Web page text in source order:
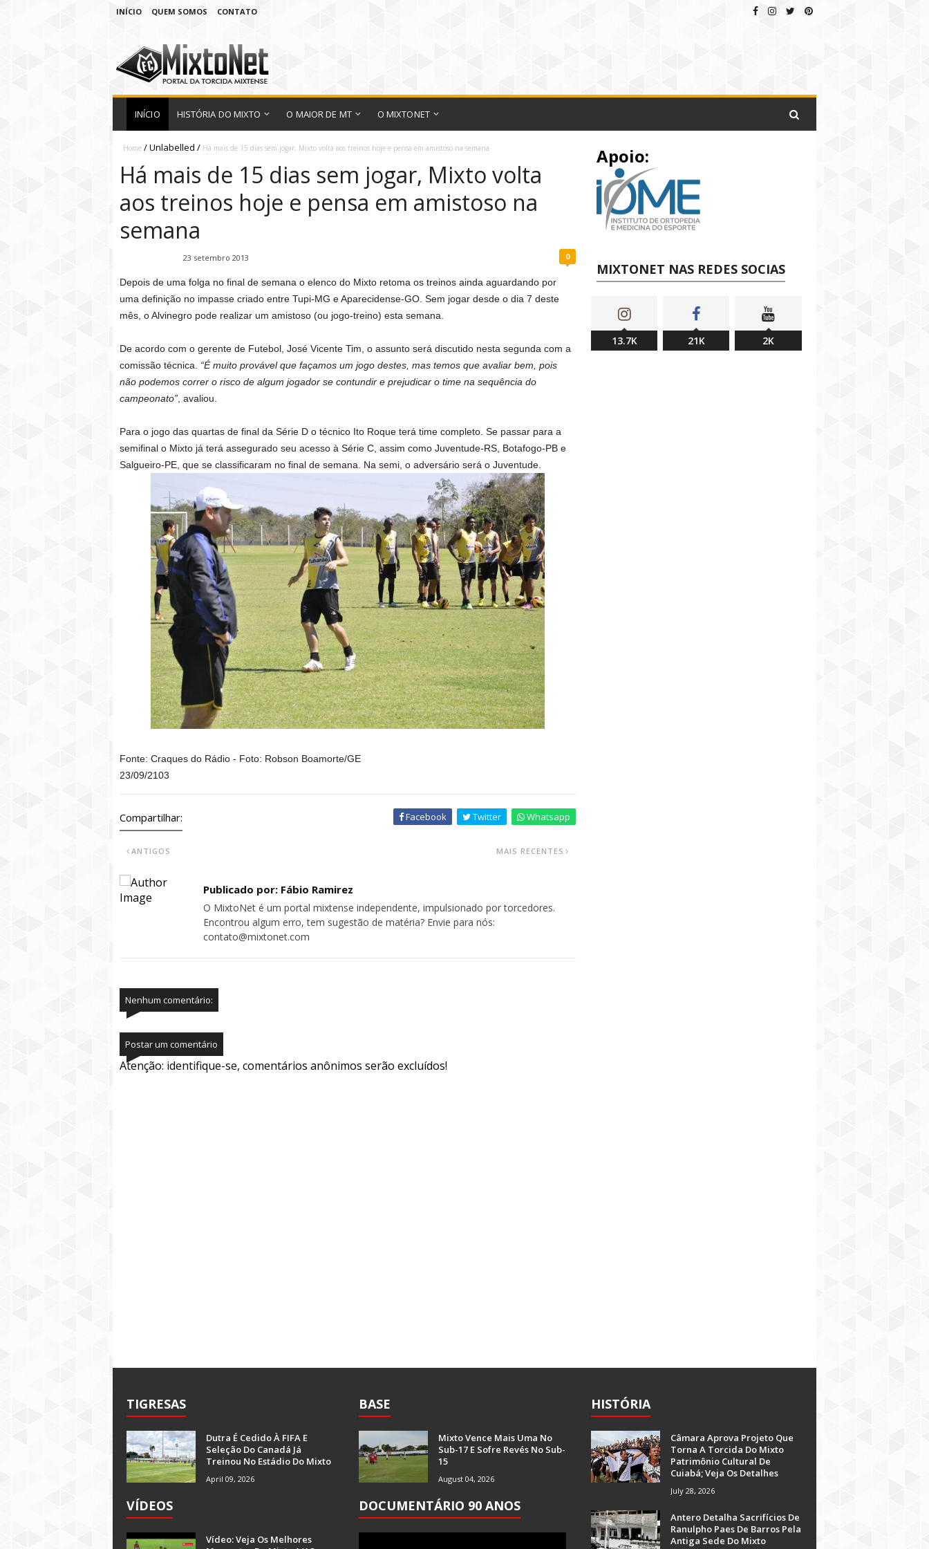
INÍCIO QUEM SOMOS CONTATO
INÍCIO HISTÓRIA DO MIXTO O MAIOR DE MT O MIXTONET
Home /Unlabelled / Há mais de 15 dias sem jogar, Mixto volta aos treinos hoje e pensa em amistoso na semana
Há mais de 15 dias sem jogar, Mixto volta
aos treinos hoje e pensa em amistoso na
semana
23 setembro 2013 0
Depois de uma folga no final de semana o elenco do Mixto retoma os treinos ainda aguardando por
uma definição no impasse criado entre Tupi-MG e Aparecidense-GO. Sem jogar desde o dia 7 deste
mês, o Alvinegro pode realizar um amistoso (ou jogo-treino) esta semana.
De acordo com o gerente de Futebol, José Vicente Tim, o assunto será discutido nesta segunda com a
comissão técnica. “É muito provável que façamos um jogo destes, mas temos que avaliar bem, pois
não podemos correr o risco de algum jogador se contundir e prejudicar o time na sequência do
campeonato” , avaliou.
Para o jogo das quartas de final da Série D o técnico Ito Roque terá time completo. Se passar para a
semifinal o Mixto já terá assegurado seu acesso à Série C, assim como Juventude-RS, Botafogo-PB e
Salgueiro-PE, que se classificaram no final de semana. Na semi, o adversário será o Juventude.
Fonte: Craques do Rádio - Foto: Robson Boamorte/GE
23/09/2103
Compartilhar: Facebook Twitter Whatsapp
MAIS RECENTES
ANTIGOS
Publicado por: Fábio Ramirez
O MixtoNet é um portal mixtense independente, impulsionado por torcedores.
Encontrou algum erro, tem sugestão de matéria? Envie para nós:
contato@mixtonet.com
Nenhum comentário:
Postar um comentário
Atenção: identifique-se, comentários anônimos serão excluídos!
Apoio:
MIXTONET NAS REDES SOCIAS
13.7K 21K 2K
TIGRESAS
Dutra É Cedido À FIFA E
Seleção Do Canadá Já
Treinou No Estádio Do Mixto
April 09, 2026
VÍDEOS
Vídeo: Veja Os Melhores
BASE
Mixto Vence Mais Uma No
Sub-17 E Sofre Revés No Sub-
15
August 04, 2026
DOCUMENTÁRIO 90 ANOS
HISTÓRIA
Câmara Aprova Projeto Que
Torna A Torcida Do Mixto
Patrimônio Cultural De
Cuiabá; Veja Os Detalhes
July 28, 2026
Antero Detalha Sacrifícios De
Ranulpho Paes De Barros Pela
Antiga Sede Do Mixto